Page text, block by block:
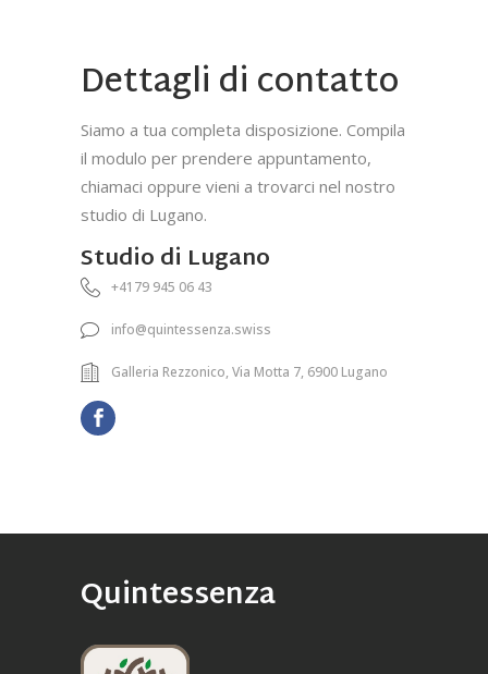
Dettagli di contatto
Siamo a tua completa disposizione. Compila
il modulo per prendere appuntamento,
chiamaci oppure vieni a trovarci nel nostro
studio di Lugano.
Studio di Lugano
+4179 945 06 43
info@quintessenza.swiss
Galleria Rezzonico, Via Motta 7, 6900 Lugano
Quintessenza